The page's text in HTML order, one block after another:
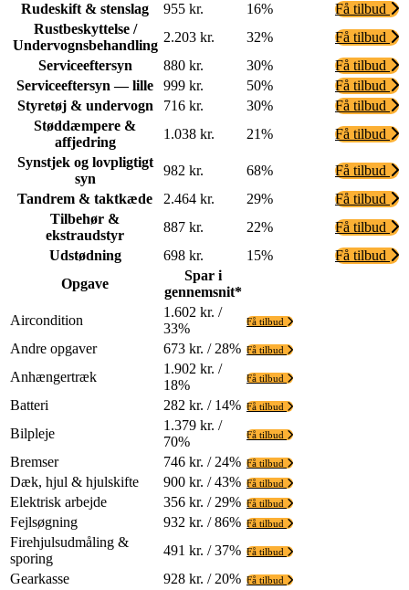
Rudeskift & stenslag
955 kr. 16%
Få tilbud
Rustbeskyttelse /
Undervognsbehandling
2.203 kr. 32%
Få tilbud
Serviceeftersyn
880 kr. 30%
Få tilbud
Serviceeftersyn — lille
999 kr. 50%
Få tilbud
Styretøj & undervogn
716 kr. 30%
Få tilbud
Støddæmpere &
affjedring
1.038 kr. 21%
Få tilbud
Synstjek og lovpligtigt
syn
982 kr. 68%
Få tilbud
Tandrem & taktkæde
2.464 kr. 29%
Få tilbud
Tilbehør &
ekstraudstyr
887 kr. 22%
Få tilbud
Udstødning
698 kr. 15%
Få tilbud
Opgave
Spar i
gennemsnit*
Aircondition
1.602 kr. /
33%
Få tilbud
Andre opgaver 673 kr. / 28% Få tilbud
Anhængertræk
1.902 kr. /
18%
Få tilbud
Batteri 282 kr. / 14% Få tilbud
Bilpleje
1.379 kr. /
70%
Få tilbud
Bremser 746 kr. / 24% Få tilbud
Dæk, hjul & hjulskifte 900 kr. / 43% Få tilbud
Elektrisk arbejde 356 kr. / 29% Få tilbud
Fejlsøgning 932 kr. / 86% Få tilbud
Firehjulsudmåling &
sporing
491 kr. / 37% Få tilbud
Gearkasse 928 kr. / 20% Få tilbud